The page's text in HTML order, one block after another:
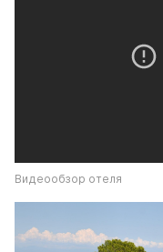
Видеообзор отеля